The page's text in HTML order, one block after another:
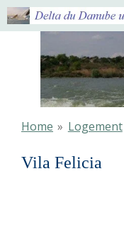
Ga
direct
hoofdinhoud
Home » Logement
Vila Felicia